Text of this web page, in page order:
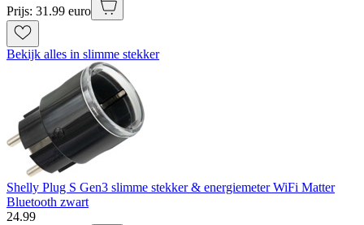
Prijs: 31.99 euro
Bekijk alles in slimme stekker
Shelly Plug S Gen3 slimme stekker & energiemeter WiFi Matter
Bluetooth zwart
24.99